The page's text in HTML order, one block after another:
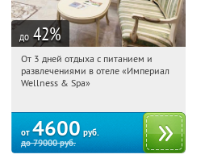
до 42%
12:05:53 Купили:
Калужская обл., г. Обнинск, Киевское
От 3 дней отдыха с питанием и
развлечениями в отеле «Империал
Wellness & Spa»
от 4600 руб.
до79000руб.